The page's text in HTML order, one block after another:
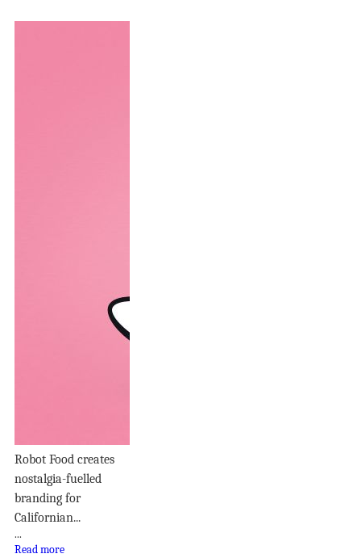
Robot Food creates
nostalgia-fuelled
branding for
Californian...
...
Read more